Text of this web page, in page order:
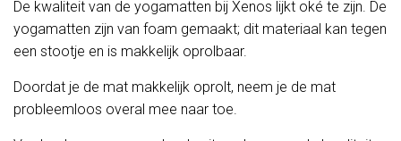
De kwaliteit van de yogamatten bij Xenos lijkt oké te zijn. De
yogamatten zijn van foam gemaakt; dit materiaal kan tegen
een stootje en is makkelijk oprolbaar.
Doordat je de mat makkelijk oprolt, neem je de mat
probleemloos overal mee naar toe.